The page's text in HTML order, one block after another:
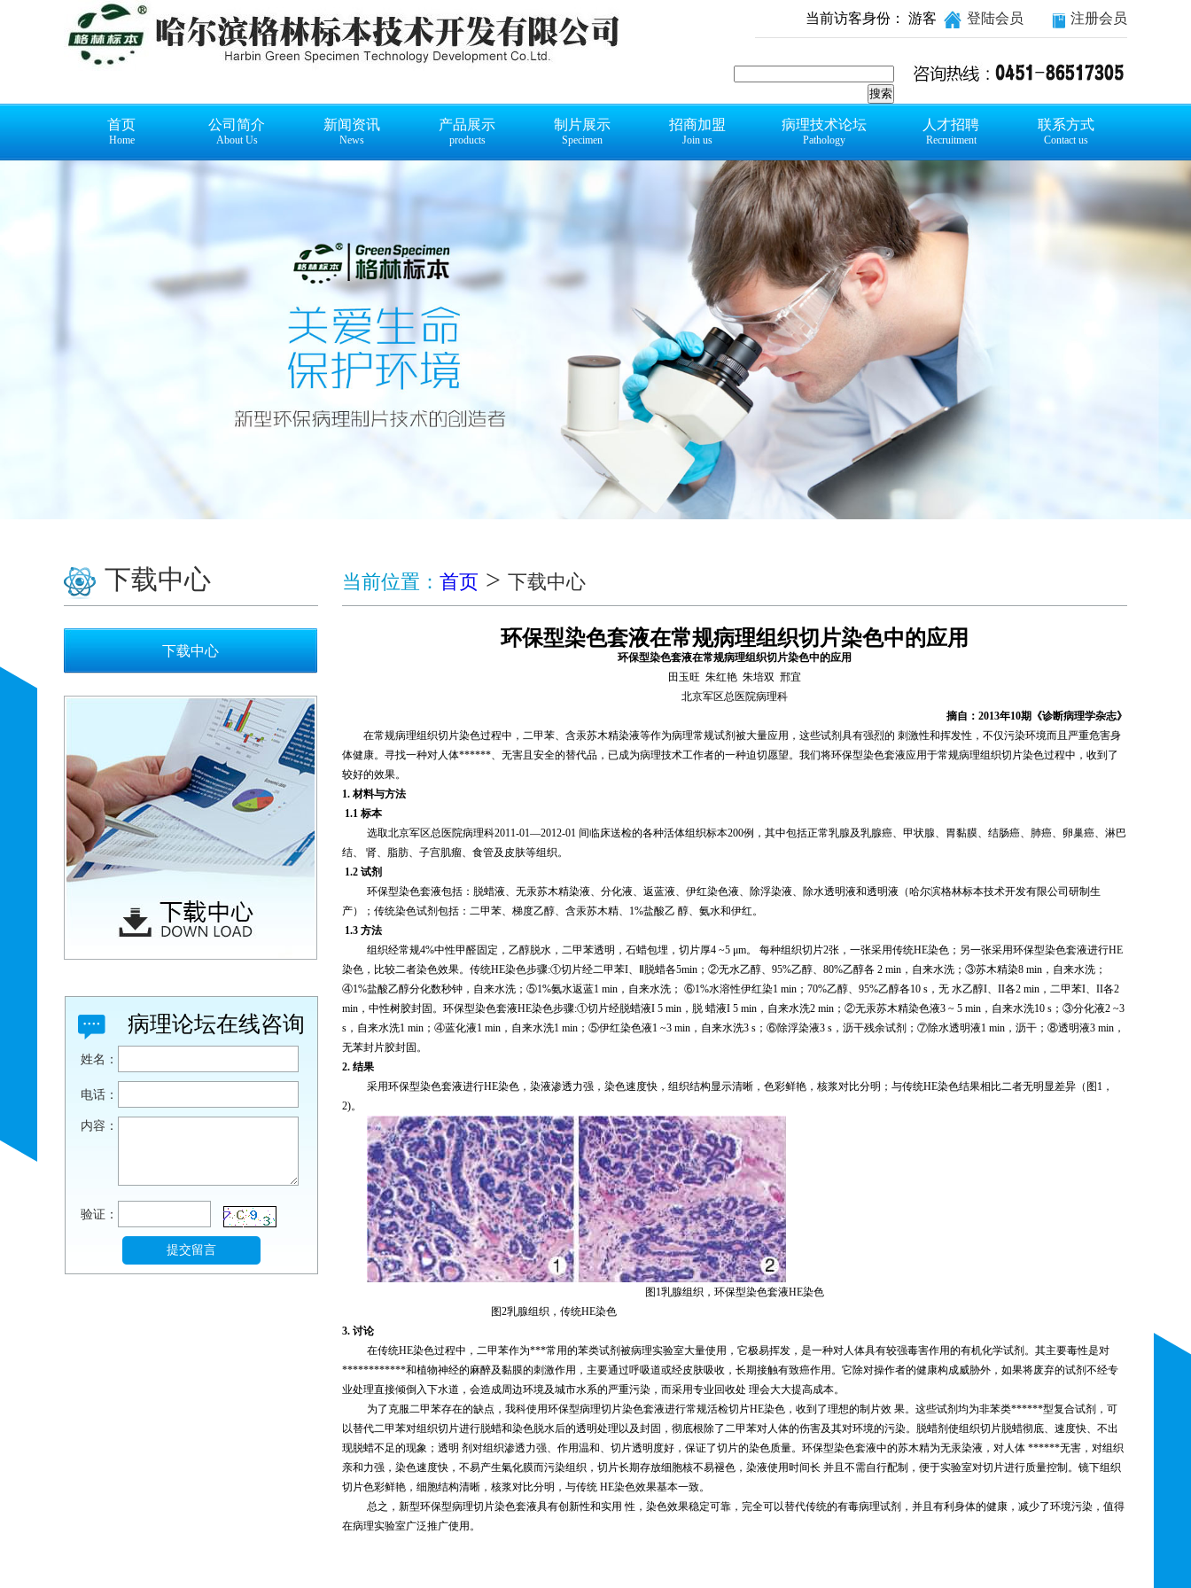
当前访客身份： 游客 登陆会员 注册会员
首页
Home
公司简介
About Us
新闻资讯
News
产品展示
products
制片展示
Specimen
招商加盟
Join us
病理技术论坛
Pathology
人才招聘
Recruitment
联系方式
Contact us
下载中心
下载中心
病理论坛在线咨询
姓名：
电话：
内容：
验证：
当前位置： 首页 > 下载中心
环保型染色套液在常规病理组织切片染色中的应用
环保型染色套液在常规病理组织切片染色中的应用
田玉旺 朱红艳 朱培双 邢宜
北京军区总医院病理科
摘自： 2013年10期《诊断病理学杂志》
在常规病理组织切片染色过程中，二甲苯、含汞苏木精染液等作为病理常规试剂被大量应用，这些试剂具有强烈的 刺激性和挥发性，不仅污染环境而且严重危害身
体健康。寻找一种对人体******、无害且安全的替代品，已成为病理技术工作者的一种迫切愿望。我们将环保型染色套液应用于常规病理组织切片染色过程中，收到了
较好的效果。
1. 材料与方法
1.1 标本
选取北京军区总医院病理科2011-01—2012-01 间临床送检的各种活体组织标本200例，其中包括正常乳腺及乳腺癌、甲状腺、胃黏膜、结肠癌、肺癌、卵巢癌、淋巴
结、 肾、脂肪、子宫肌瘤、食管及皮肤等组织。
1.2 试剂
环保型染色套液包括：脱蜡液、无汞苏木精染液、分化液、返蓝液、伊红染色液、除浮染液、除水透明液和透明液（哈尔滨格林标本技术开发有限公司研制生
产）； 传统染色试剂包括：二甲苯、梯度乙醇、含汞苏木精、 1%盐酸乙 醇、氨水和伊红。
1.3 方法
组织经常规4%中性甲醛固定，乙醇脱水，二甲苯透明，石蜡包埋，切片厚4 ~5 μm。 每种组织切片2张， 一张采用传统HE染色；另一张采用环保型染色套液进行HE
染色，比较二者染色效果。传统HE染色步骤:①切片经二甲苯I Ⅱ脱蜡各5min ；②无水乙醇、 95%乙醇、 80%乙醇各 2 min ，自来水洗；③苏木精染8 min ，自来水洗；
④1%盐酸乙醇分化数秒钟，自来水洗；⑤1%氨水返蓝1 min ，自来水洗； ⑥1%水溶性伊红染1 min ； 70%乙醇、 95%乙醇各10 s ，无 水乙醇I II各2 min ，二甲苯I II各2
min ，中性树胶封固。环保型染色套液HE染色步骤:①切片经脱蜡液I 5 min ，脱 蜡液I 5 min ，自来水洗2 min ；②无汞苏木精染色液3 ~ 5 min ，自来水洗10 s ；③分化液2 ~3
s ，自来水洗1 min ；④蓝化液1 min ，自来水洗1 min ；⑤伊红染色液1 ~3 min ，自来水洗3 s ；⑥除浮染液3 s ，沥干残余试剂；⑦除水透明液1 min ， 沥干；⑧透明液3 min ，
无苯封片胶封固。
2. 结果
采用环保型染色套液进行HE染色，染液渗透力强，染色速度快，组织结构显示清晰，色彩鲜艳，核浆对比分明；与传统HE染色结果相比二者无明显差异（图1 ，
2)。
图1乳腺组织，环保型染色套液HE染色
图2乳腺组织，传统HE染色
3. 讨论
在传统HE染色过程中，二甲苯作为***常用的苯类试剂被病理实验室大量使用，它极易挥发，是一种对人体具有较强毒害作用的有机化学试剂。其主要毒性是对
************和植物神经的麻醉及黏膜的刺激作用，主要通过呼吸道或经皮肤吸收，长期接触有致癌作用。它除对操作者的健康构成威胁外，如果将废弃的试剂不经专
业处理直接倾倒入下水道，会造成周边环境及城市水系的严重污染，而采用专业回收处 理会大大提高成本。
为了克服二甲苯存在的缺点，我科使用环保型病理切片染色套液进行常规活检切片HE染色，收到了理想的制片效 果。这些试剂均为非苯类******型复合试剂，可
以替代二甲苯对组织切片进行脱蜡和染色脱水后的透明处理以及封固，彻底根除了二甲苯对人体的伤害及其对环境的污染。脱蜡剂使组织切片脱蜡彻底、速度快、不出
现脱蜡不足的现象；透明 剂对组织渗透力强、作用温和、切片透明度好，保证了切片的染色质量。环保型染色套液中的苏木精为无汞染液，对人体 ******无害，对组织
亲和力强，染色速度快，不易产生氣化膜而污染组织，切片长期存放细胞核不易褪色，染液使用时间长 并且不需自行配制，便于实验室对切片进行质量控制。镜下组织
切片色彩鲜艳，细胞结构清晰，核浆对比分明，与传统 HE染色效果基本一致。
总之，新型环保型病理切片染色套液具有创新性和实用 性，染色效果稳定可靠，完全可以替代传统的有毒病理试剂，并且有利身体的健康，减少了环境污染，值得
在病理实验室广泛推广使用。